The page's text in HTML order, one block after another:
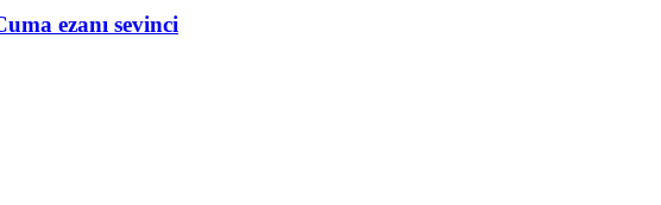
ezanı sevinci